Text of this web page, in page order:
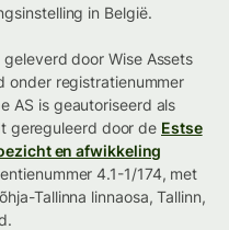
in België.
door Wise Assets
onder registratienummer
AS is geautoriseerd als
gereguleerd door de Estse
en afwikkeling
4.1-1/174, met
Tallinna linnaosa, Tallinn,